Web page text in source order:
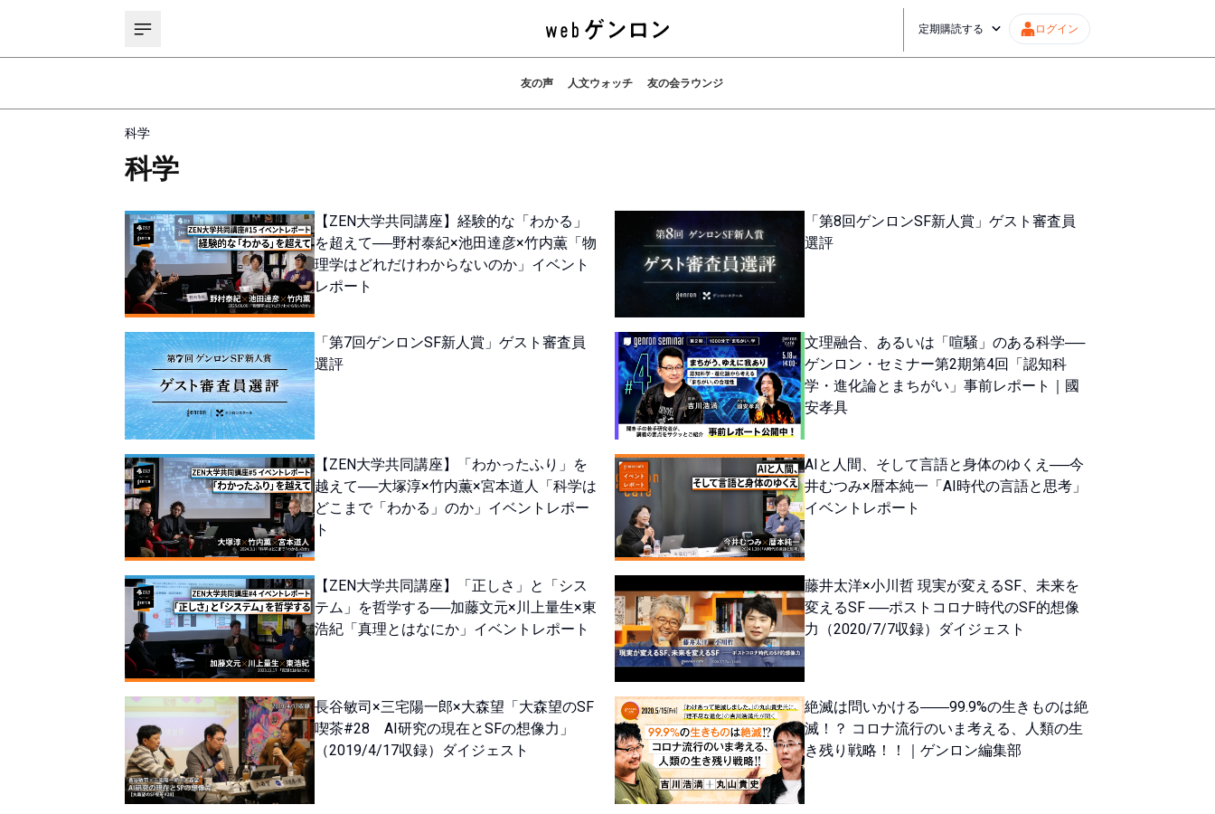
定期購読する ログイン
友の声 人文ウォッチ 友の会ラウンジ
科学
科学
【ZEN大学共同講座】経験的な「わかる」
を超えて──野村泰紀×池田達彦×竹内薫「物
理学はどれだけわからないのか」イベント
レポート
「第8回ゲンロンSF新人賞」ゲスト審査員
選評
「第7回ゲンロンSF新人賞」ゲスト審査員
選評
文理融合、あるいは「喧騒」のある科学──
ゲンロン・セミナー第2期第4回「認知科
学・進化論とまちがい」事前レポート｜國
安孝具
【ZEN大学共同講座】「わかったふり」を
越えて──大塚淳×竹内薫×宮本道人「科学は
どこまで「わかる」のか」イベントレポー
ト
AIと人間、そして言語と身体のゆくえ──今
井むつみ×暦本純一「AI時代の言語と思考」
イベントレポート
【ZEN大学共同講座】「正しさ」と「シス
テム」を哲学する──加藤文元×川上量生×東
浩紀「真理とはなにか」イベントレポート
藤井太洋×小川哲 現実が変えるSF、未来を
変えるSF ──ポストコロナ時代のSF的想像
力（2020/7/7収録）ダイジェスト
長谷敏司×三宅陽一郎×大森望「大森望のSF
喫茶#28 AI研究の現在とSFの想像力」
（2019/4/17収録）ダイジェスト
絶滅は問いかける――99.9%の生きものは絶
滅！？ コロナ流行のいま考える、人類の生
き残り戦略！！｜ゲンロン編集部